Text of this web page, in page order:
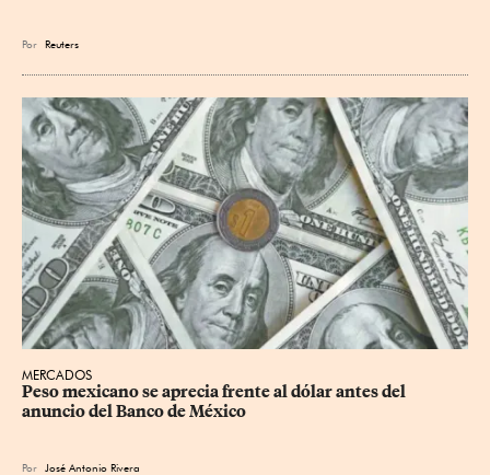
Por Reuters
MERCADOS
Peso mexicano se aprecia frente al dólar antes del
anuncio del Banco de México
Por José Antonio Rivera